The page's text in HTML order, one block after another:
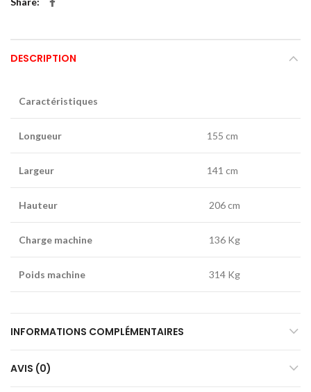
DESCRIPTION
Caractéristiques
Longueur 155 cm
Largeur 141 cm
Hauteur 206 cm
Charge machine 136 Kg
Poids machine 314 Kg
INFORMATIONS COMPLÉMENTAIRES
AVIS (0)